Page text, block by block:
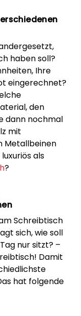
haben soll?
Ihre
eingerechnet?
den
dann nochmal
mit
Metallbeinen
als
?
Schreibtisch
sich, wie soll
nur sitzt? –
Damit
hat folgende